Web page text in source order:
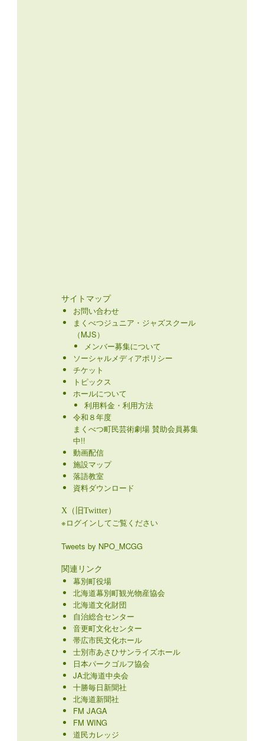
サイトマップ
お問い合わせ
まくべつジュニア・ジャズスクール
（MJS）
メンバー募集について
ソーシャルメディアポリシー
チケット
トピックス
ホールについて
利用料金・利用方法
令和８年度
まくべつ町民芸術劇場 賛助会員募集
中!!
動画配信
施設マップ
落語教室
資料ダウンロード
X（旧Twitter）
※ログインしてご覧ください
Tweets by NPO_MCGG
関連リンク
幕別町役場
北海道幕別町観光物産協会
北海道文化財団
自治総合センター
音更町文化センター
帯広市民文化ホール
士別市あさひサンライズホール
日本パークゴルフ協会
JA北海道中央会
十勝毎日新聞社
北海道新聞社
FM JAGA
FM WING
道民カレッジ